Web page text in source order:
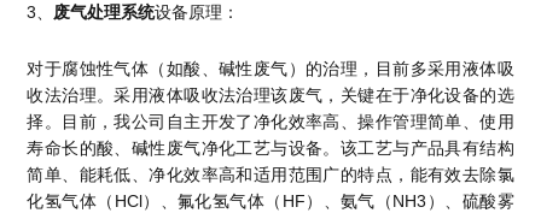
3、 废气处理系统设备原理：
对于腐蚀性气体（如酸、碱性废气）的治理，目前多采用液体吸
收法治理。采用液体吸收法治理该废气，关键在于净化设备的选
择。目前，我公司自主开发了净化效率高、操作管理简单、使用
寿命长的酸、碱性废气净化工艺与设备。该工艺与产品具有结构
简单、能耗低、净化效率高和适用范围广的特点，能有效去除氯
化氢气体（HCl）、氟化氢气体（HF）、氨气（NH3）、硫酸雾